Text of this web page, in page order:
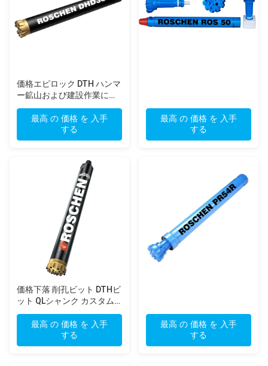
価格エピロック DTH ハンマ
ー鉱山および建設作業に適
した精密設計の耐久性のあ
る掘削装置
最高 の 価格 を 入手
する
最高 の 価格 を 入手
する
価格下落 削孔ビット DTHビ
ット QLシャンク カスタム
ロックドリルビット 工具・
アクセサリー
最高 の 価格 を 入手
する
最高 の 価格 を 入手
する